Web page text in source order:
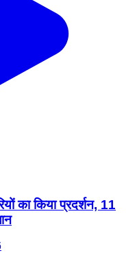
का किया प्रदर्शन, 11